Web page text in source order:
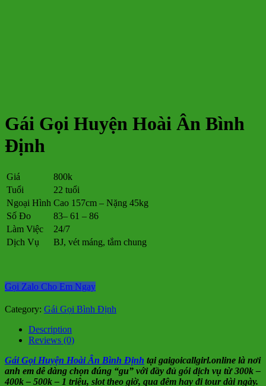
Gái Gọi Huyện Hoài Ân Bình
Định
Giá
800k
Tuổi
22 tuổi
Ngoại Hình Cao 157cm – Nặng 45kg
Số Đo
83– 61 – 86
Làm Việc
24/7
Dịch Vụ
BJ, vét máng, tắm chung
Gọi Zalo Cho Em Ngay
Category: Gái Gọi Bình Định
Description
Reviews (0)
Gái Gọi Huyện Hoài Ân Bình Định tại gaigoicallgirl.online là nơi
anh em dễ dàng chọn đúng “gu” với đầy đủ gói dịch vụ từ 300k –
400k – 500k – 1 triệu, slot theo giờ, qua đêm hay đi tour dài ngày.